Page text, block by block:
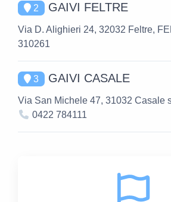
2 GAIVI FELTRE
Via D. Alighieri 24, 32032 Feltre,
310261
3 GAIVI CASALE
Via San Michele 47, 31032 Casale
0422 784111